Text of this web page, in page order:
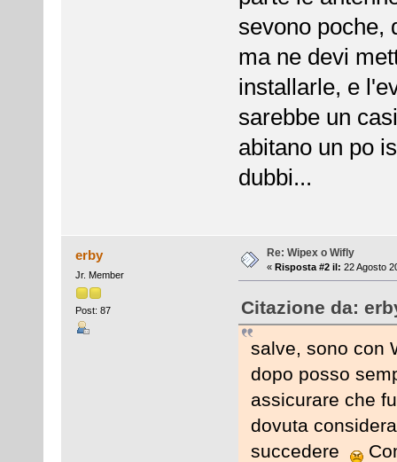
sevono poche,
ma ne devi
installarle, e
sarebbe un
abitano un po
dubbi...
erby
Jr. Member
Post: 87
Re: Wipex o Wifly
« Risposta #2 il: 22 Agosto
Citazione da:
salve, sono con
dopo posso
assicurare che
dovuta
succedere